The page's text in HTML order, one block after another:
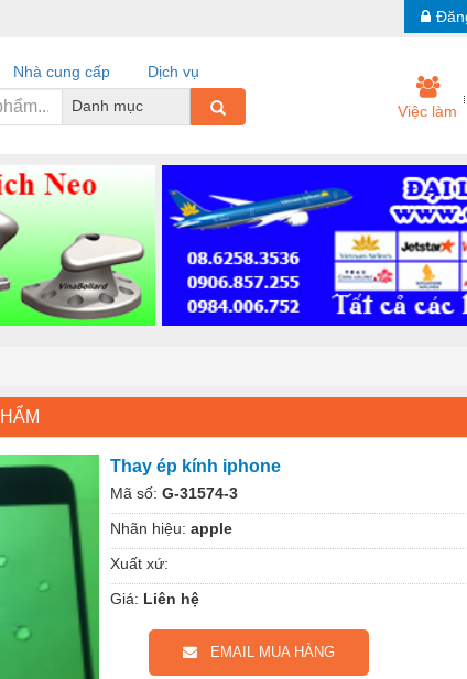
Nhà cung cấp
Dịch vụ
Danh mục
Việc làm
Thay ép kính iphone
Mã số: G-31574-3
Nhãn hiệu: apple
Xuất xứ:
Giá: Liên hệ
EMAIL MUA HÀNG